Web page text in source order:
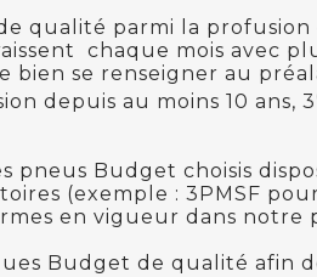
qualité parmi la profusion
chaque mois avec
bien se renseigner au
depuis au moins 10 ans, 3
pneus Budget choisis
(exemple : 3PMSF
en vigueur dans notre
Budget de qualité afin